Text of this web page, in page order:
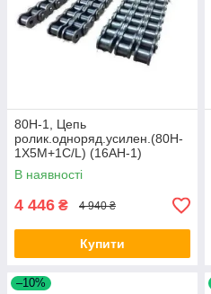
80H-1, Цепь
ролик.одноряд.усилен.(80H-
1X5M+1C/L) (16AH-1)
(25,4x15,88x15,75)(5 м),
Donghua/DON
В наявності
4 446 ₴ 4 940 ₴
Купити
–10%